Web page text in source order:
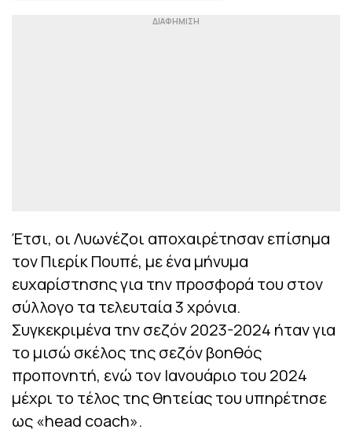
Έτσι, οι Λυωνέζοι αποχαιρέτησαν επίσημα
τον Πιερίκ Πουπέ, με ένα μήνυμα
ευχαρίστησης για την προσφορά του στον
σύλλογο τα τελευταία 3 χρόνια.
Συγκεκριμένα την σεζόν 2023-2024 ήταν για
το μισώ σκέλος της σεζόν βοηθός
προπονητή, ενώ τον Ιανουάριο του 2024
μέχρι το τέλος της θητείας του υπηρέτησε
ως «head coach».